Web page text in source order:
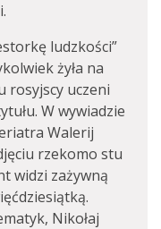
ludzkości”
żyła na
rosyjscy uczeni
W wywiadzie
Walerij
rzekomo stu
widzi zażywną
Nikołaj